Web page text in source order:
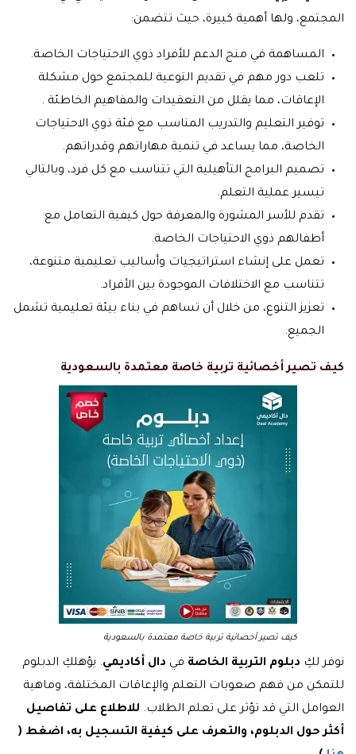
المجتمع، ولها أهمية كبيرة، حيث تتضمن:
المساهمة في منح الدعم للأفراد ذوي الاحتياجات الخاصة.
تلعب دور مهم في تقديم التوعية للمجتمع حول مشكلة
الإعاقات، مما يقلل من التعقيدات والمفاهيم الخاطئة .
توفير التعليم والتدريب المناسب مع فئة ذوي الاحتياجات
الخاصة، مما يساعد في تنمية مهاراتهم وقدراتهم.
تصميم البرامج التأهيلية التي تتناسب مع كل فرد، وبالتالي
تيسير عملية التعلم.
تقدم للأسر المشورة والمعرفة حول كيفية التعامل مع
أطفالهم ذوي الاحتياجات الخاصة.
تعمل على إنشاء استراتيجيات وأساليب تعليمية متنوعة،
تتناسب مع الاختلافات الموجودة بين الأفراد.
تعزيز التنوع، من خلال أن تساهم في بناء بيئة تعليمية تشمل
الجميع.
كيف تصير أخصائية تربية خاصة معتمدة بالسعودية
كيف تصير أخصائية تربية خاصة معتمدة بالسعودية
نوفر لكِ دبلوم التربية الخاصة في دال أكاديمي. يؤهلكِ الدبلوم
للتمكن من فهم صعوبات التعلم والإعاقات المختلفة، وماهية
العوامل التي قد تؤثر على تعلم الطلاب. للاطلاع على تفاصيل
أكثر حول الدبلوم، والتعرف على كيفية التسجيل به، اضغط (